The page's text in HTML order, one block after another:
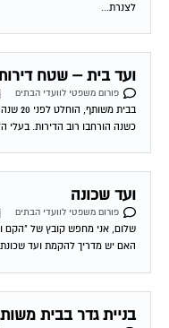
לצנרת...
ועד בית – שטח
פורום משפטי לוועדי הבתים
בבית
כשנה הורחבו רוב הדירות. בעלי
ועד שכונה
פורום משפטי לוועדי הבתים
שלום, אני מחפש קובץ של "הקם
האם יש מדריך להקמת ועד
בניית גדר בבית